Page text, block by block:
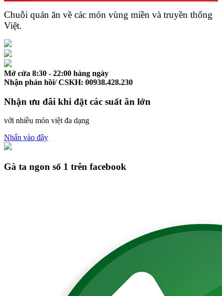
Chuỗi quán ăn về các món vùng miền và truyền thống
Việt.
Mở cửa 8:30 - 22:00 hàng ngày
Nhận phản hồi/ CSKH: 00938.428.230
Nhận ưu đãi khi đặt các suất ăn lớn
với nhiều món việt đa dạng
Nhấn vào đây
Gà ta ngon số 1 trên facebook